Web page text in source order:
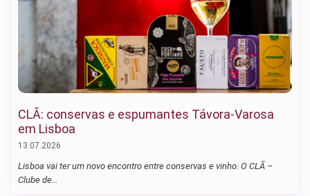
CLÃ: conservas e espumantes Távora-Varosa
em Lisboa
13.07.2026
Lisboa vai ter um novo encontro entre conservas e vinho. O CLÃ –
Clube de…